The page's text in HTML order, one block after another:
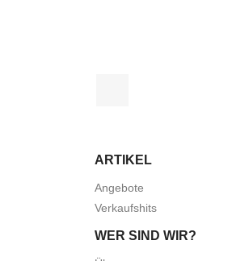
ARTIKEL
Angebote
Verkaufshits
WER SIND WIR?